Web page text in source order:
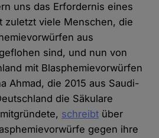
uns das Erfordernis eines
zuletzt viele Menschen, die
aus
sind, und nun von
mit Blasphemievorwürfen
Ahmad, die 2015 aus Saudi-
die Säkulare
schreibt über
gegen ihre